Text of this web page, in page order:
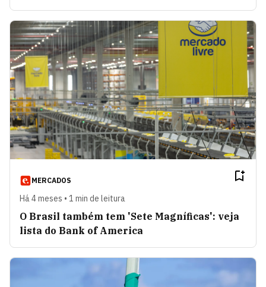
MERCADOS
Há 4 meses • 1 min de leitura
O Brasil também tem 'Sete Magníficas': veja
lista do Bank of America